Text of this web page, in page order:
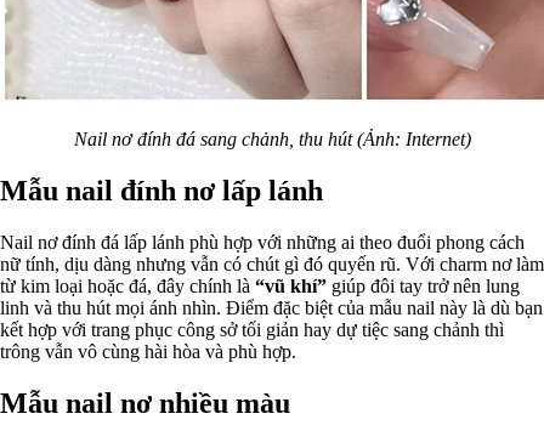
Nail nơ đính đá sang chảnh, thu hút (Ảnh: Internet)
Mẫu nail đính nơ lấp lánh
Nail nơ đính đá lấp lánh phù hợp với những ai theo đuổi phong cách
nữ tính, dịu dàng nhưng vẫn có chút gì đó quyến rũ. Với charm nơ làm
từ kim loại hoặc đá, đây chính là “vũ khí” giúp đôi tay trở nên lung
linh và thu hút mọi ánh nhìn. Điểm đặc biệt của mẫu nail này là dù bạn
kết hợp với trang phục công sở tối giản hay dự tiệc sang chảnh thì
trông vẫn vô cùng hài hòa và phù hợp.
Mẫu nail nơ nhiều màu